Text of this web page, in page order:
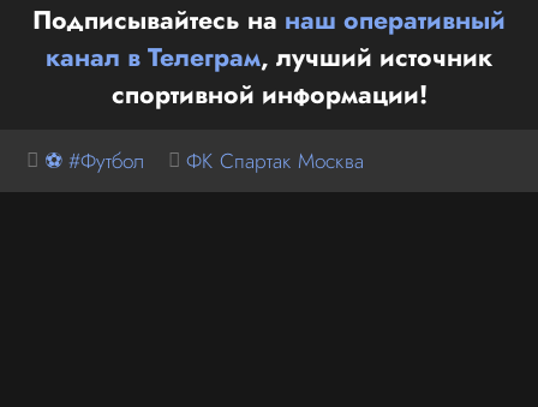
Подписывайтесь на наш оперативный
канал в Телеграм, лучший источник
спортивной информации!
⚽ #Футбол ФК Спартак Москва